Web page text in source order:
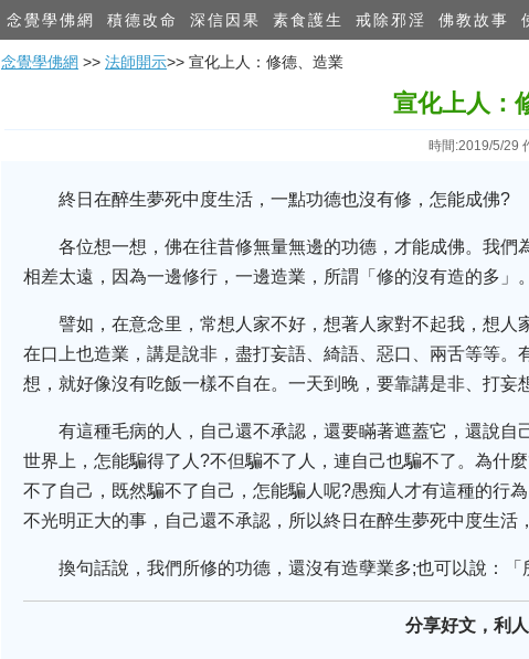
念覺學佛網 積德改命 深信因果 素食護生 戒除邪淫 佛教故事
念覺學佛網 >> 法師開示>> 宣化上人：修德、造業
宣化上人：
時間:2019/5/29
終日在醉生夢死中度生活，一點功德也沒有修，怎能成佛?
各位想一想，佛在往昔修無量無邊的功德，才能成佛。我
相差太遠，因為一邊修行，一邊造業，所謂「修的沒有造的多」
譬如，在意念里，常想人家不好，想著人家對不起我，想人
在口上也造業，講是說非，盡打妄語、綺語、惡口、兩舌等等
想，就好像沒有吃飯一樣不自在。一天到晚，要靠講是非、打妄
有這種毛病的人，自己還不承認，還要瞞著遮蓋它，還說
世界上，怎能騙得了人?不但騙不了人，連自己也騙不了。為什
不了自己，既然騙不了自己，怎能騙人呢?愚痴人才有這種的行
不光明正大的事，自己還不承認，所以終日在醉生夢死中度生活
換句話說，我們所修的功德，還沒有造孽業多;也可以說：
分享好文，利